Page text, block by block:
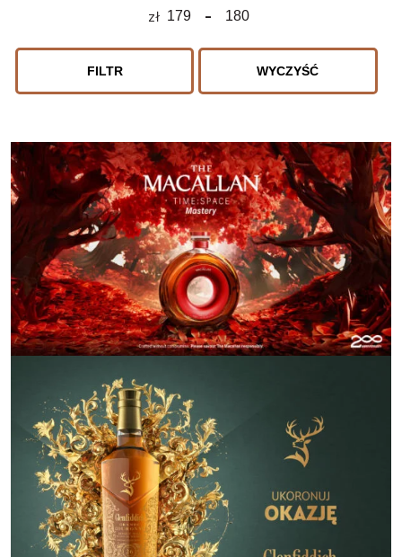
zł Minimum Price
-
Maximum Price
FILTR WYCZYŚĆ